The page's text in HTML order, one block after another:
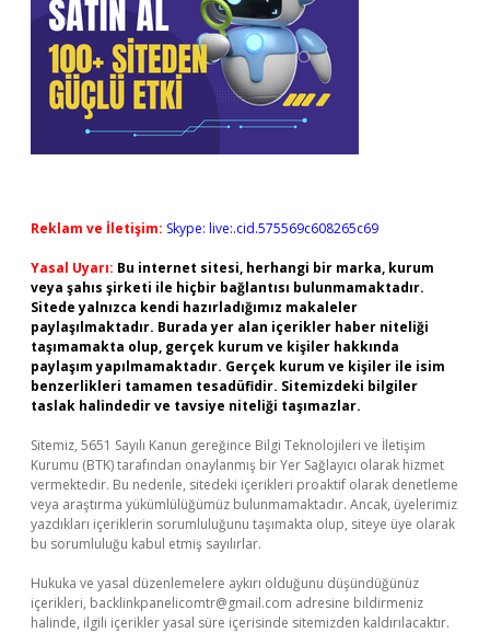
Reklam ve İletişim: Skype: live:.cid.575569c608265c69
Yasal Uyarı: Bu internet sitesi, herhangi bir marka, kurum
veya şahıs şirketi ile hiçbir bağlantısı bulunmamaktadır.
Sitede yalnızca kendi hazırladığımız makaleler
paylaşılmaktadır. Burada yer alan içerikler haber niteliği
taşımamakta olup, gerçek kurum ve kişiler hakkında
paylaşım yapılmamaktadır. Gerçek kurum ve kişiler ile isim
benzerlikleri tamamen tesadüfidir. Sitemizdeki bilgiler
taslak halindedir ve tavsiye niteliği taşımazlar.
Sitemiz, 5651 Sayılı Kanun gereğince Bilgi Teknolojileri ve İletişim
Kurumu (BTK) tarafından onaylanmış bir Yer Sağlayıcı olarak hizmet
vermektedir. Bu nedenle, sitedeki içerikleri proaktif olarak denetleme
veya araştırma yükümlülüğümüz bulunmamaktadır. Ancak, üyelerimiz
yazdıkları içeriklerin sorumluluğunu taşımakta olup, siteye üye olarak
bu sorumluluğu kabul etmiş sayılırlar.
Hukuka ve yasal düzenlemelere aykırı olduğunu düşündüğünüz
içerikleri, backlinkpanelicomtr@gmail.com adresine bildirmeniz
halinde, ilgili içerikler yasal süre içerisinde sitemizden kaldırılacaktır.